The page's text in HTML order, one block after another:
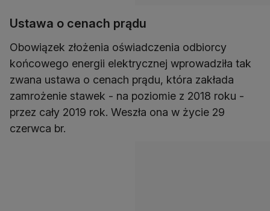
Ustawa o cenach prądu
Obowiązek złożenia oświadczenia odbiorcy
końcowego energii elektrycznej wprowadziła tak
zwana ustawa o cenach prądu, która zakłada
zamrożenie stawek - na poziomie z 2018 roku -
przez cały 2019 rok. Weszła ona w życie 29
czerwca br.